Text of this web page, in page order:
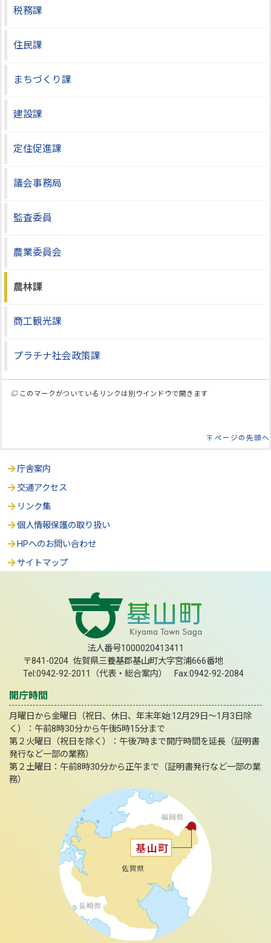
税務課
住民課
まちづくり課
建設課
定住促進課
議会事務局
監査委員
農業委員会
農林課
商工観光課
プラチナ社会政策課
このマークがついているリンクは別ウインドウで開きます
ページの先頭へ
庁舎案内
交通アクセス
リンク集
個人情報保護の取り扱い
HPへのお問い合わせ
サイトマップ
法人番号1000020413411
〒841-0204 佐賀県三養基郡基山町大字宮浦666番地
Tel:0942-92-2011（代表・総合案内） Fax:0942-92-2084
開庁時間
月曜日から金曜日（祝日、休日、年末年始:12月29日～1月3日除
く）：午前8時30分から午後5時15分まで
第２火曜日（祝日を除く）：午後7時まで開庁時間を延長（証明書
発行など一部の業務）
第２土曜日：午前8時30分から正午まで（証明書発行など一部の業
務）